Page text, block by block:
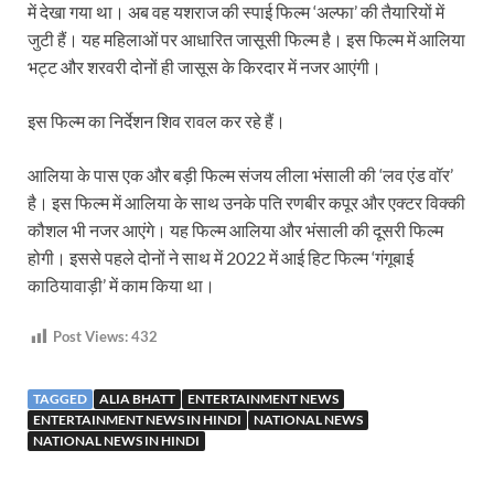
में देखा गया था। अब वह यशराज की स्पाई फिल्म ‘अल्फा’ की तैयारियों में
जुटी हैं। यह महिलाओं पर आधारित जासूसी फिल्म है। इस फिल्म में आलिया
भट्ट और शरवरी दोनों ही जासूस के किरदार में नजर आएंगी।
इस फिल्म का निर्देशन शिव रावल कर रहे हैं।
आलिया के पास एक और बड़ी फिल्म संजय लीला भंसाली की ‘लव एंड वॉर’
है। इस फिल्म में आलिया के साथ उनके पति रणबीर कपूर और एक्टर विक्की
कौशल भी नजर आएंगे। यह फिल्म आलिया और भंसाली की दूसरी फिल्म
होगी। इससे पहले दोनों ने साथ में 2022 में आई हिट फिल्म ‘गंगूबाई
काठियावाड़ी’ में काम किया था।
Post Views:432
TAGGED ALIA BHATT
ENTERTAINMENT NEWS
ENTERTAINMENT NEWS IN HINDI
NATIONAL NEWS
NATIONAL NEWS IN HINDI